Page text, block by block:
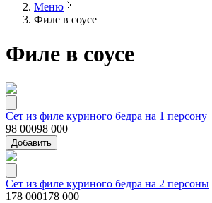
Меню
Филе в соусе
Филе в соусе
Сет из филе куриного бедра на 1 персону
98 00098 000
Добавить
Сет из филе куриного бедра на 2 персоны
178 000178 000